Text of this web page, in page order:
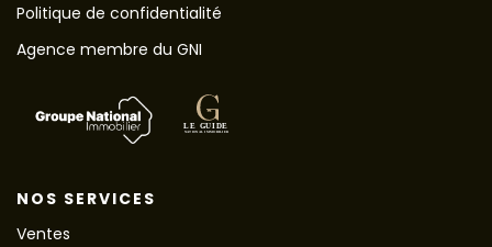
Politique de confidentialité
Agence membre du GNI
NOS SERVICES
Ventes